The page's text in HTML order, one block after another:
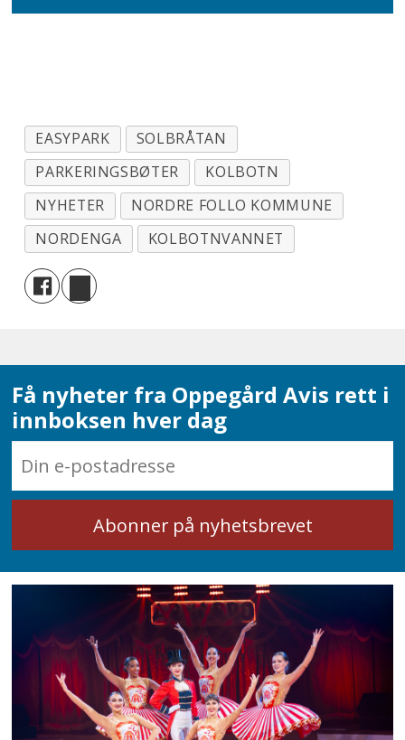
EASYPARK
SOLBRÅTAN
PARKERINGSBØTER
KOLBOTN
NYHETER
NORDRE FOLLO KOMMUNE
NORDENGA
KOLBOTNVANNET
Få nyheter fra Oppegård Avis rett i
innboksen hver dag